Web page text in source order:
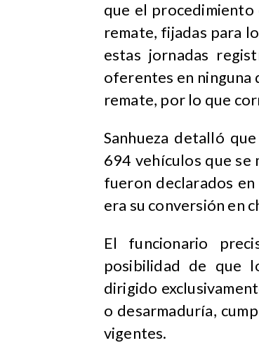
que el
remate, fijadas para
estas jornadas
oferentes en ninguna
remate, por lo que
Sanhueza detalló
694 vehículos que se
fueron declarados
era su conversión en
El funcionario
posibilidad de que
dirigido
o desarmaduría,
vigentes.